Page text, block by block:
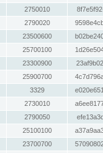
2750010
2790020
23500600
25700100
23300900
25900700
3329
2730010
2790050
25100100
23700700